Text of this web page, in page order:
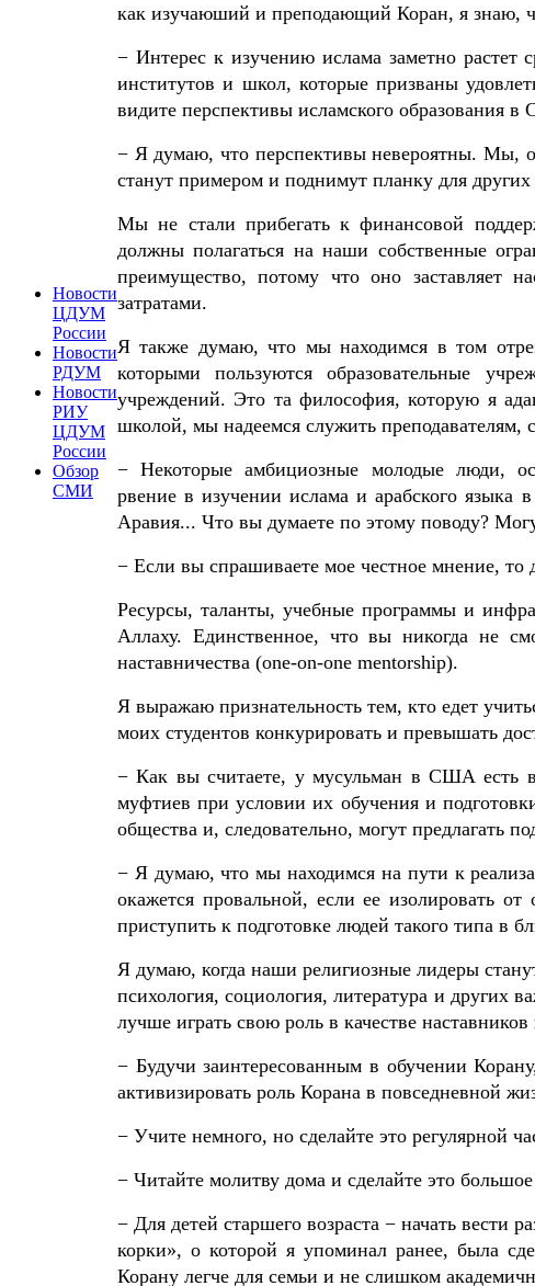
Новости
ЦДУМ
России
Новости
РДУМ
Новости
РИУ
ЦДУМ
России
Обзор
СМИ
как изучаюший и преподающий Коран, я знаю,
− Интерес к изучению ислама заметно
институтов и школ, которые призваны
видите перспективы исламского образования
− Я думаю, что перспективы невероятны. Мы,
станут примером и поднимут планку для
Мы не стали прибегать к финансовой
должны полагаться на наши собственные
преимущество, потому что оно заставляет
затратами.
Я также думаю, что мы находимся в том
которыми пользуются образовательные
учреждений. Это та философия, которую я
школой, мы надеемся служить преподавателям,
− Некоторые амбициозные молодые люди,
рвение в изучении ислама и арабского языка
Аравия... Что вы думаете по этому поводу?
− Если вы спрашиваете мое честное мнение,
Ресурсы, таланты, учебные программы и
Аллаху. Единственное, что вы никогда не
наставничества (one-on-one mentorship).
Я выражаю признательность тем, кто едет
моих студентов конкурировать и превышать
− Как вы считаете, у мусульман в США есть
муфтиев при условии их обучения и
общества и, следовательно, могут предлагать
− Я думаю, что мы находимся на пути к
окажется провальной, если ее изолировать
приступить к подготовке людей такого типа в
Я думаю, когда наши религиозные лидеры
психология, социология, литература и других
лучше играть свою роль в качестве наставников
− Будучи заинтересованным в обучении
активизировать роль Корана в повседневной
− Учите немного, но сделайте это регулярной
− Читайте молитву дома и сделайте это
− Для детей старшего возраста − начать вести
корки», о которой я упоминал ранее, была
Корану легче для семьи и не слишком